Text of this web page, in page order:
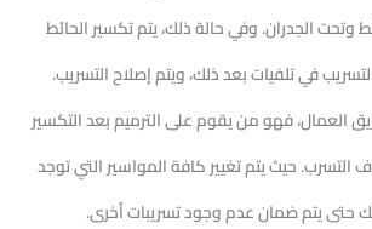
وتحت الجدران. وفي حالة ذلك، يتم تكسير الحائط
في تلفيات بعد ذلك، ويتم إصلاح التسريب.
العمال، فهو من يقوم على الترميم بعد التكسير
التسرب. حيث يتم تغيير كافة المواسير التي توجد
حتى يتم ضمان عدم وجود تسريبات أخرى.